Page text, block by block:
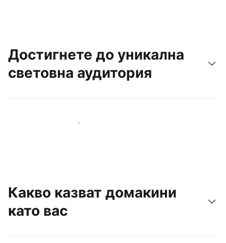
Достигнете до уникална
световна аудитория
Достигнете до нови гости днес
Какво казват домакини
като вас